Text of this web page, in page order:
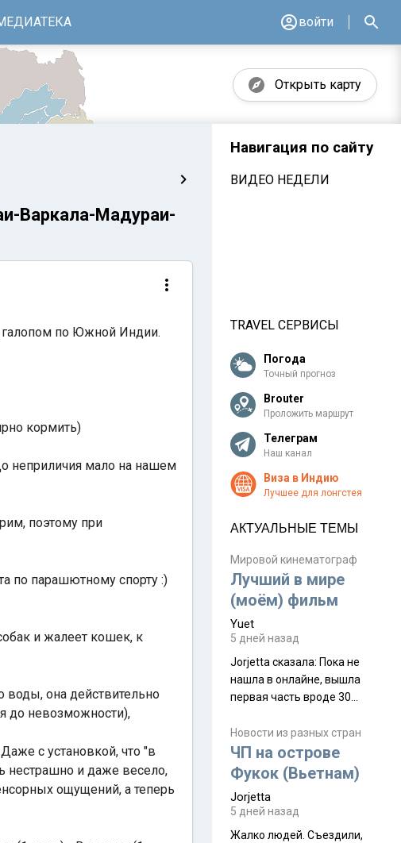
войти
Открыть карту
Варкала-Мадураи-
галопом по Южной Индии.
кормить)
неприличия мало на нашем
поэтому при
по парашютному спорту :)
и жалеет кошек, к
воды, она действительно
до невозможности),
с установкой, что "в
нестрашно и даже весело,
ощущений, а теперь
Навигация по сайту
ВИДЕО НЕДЕЛИ
TRAVEL СЕРВИСЫ
Погода
Точный прогноз
Brouter
Проложить маршрут
Телеграм
Наш канал
Виза в Индию
Лучшее для лонгстея
АКТУАЛЬНЫЕ ТЕМЫ
Мировой кинематограф
Лучший в мире
(моём) фильм
Yuet
5 дней назад
Jorjetta сказалa: Пока не
нашла в онлайне, вышла
первая часть вроде 30
Дивали 8 ноября.
Новости из разных стран
ЧП на острове
Фукок (Вьетнам)
Jorjetta
5 дней назад
Жалко людей. Съездили,